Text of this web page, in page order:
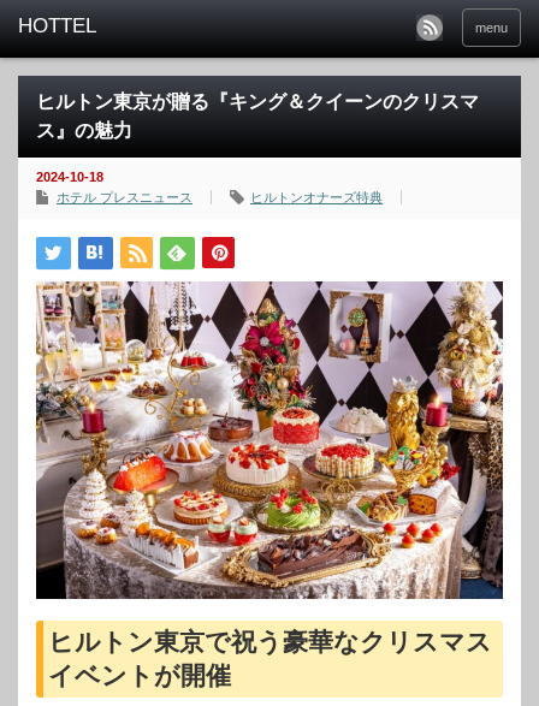
menu
ヒルトン東京が贈る『キング＆クイーンのクリスマ
ス』の魅力
2024-10-18
ホテル プレスニュース
ヒルトンオナーズ特典
ヒルトン東京で祝う豪華なクリスマス
イベントが開催